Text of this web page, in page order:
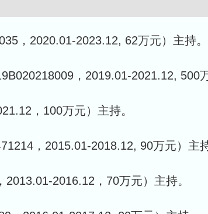
，2020.01-2023.12, 62万元）主持。
，2019.01-2021.12, 500
，100万元）主持。
，2015.01-2018.12, 90万元）主持
2016.12，70万元）主持。